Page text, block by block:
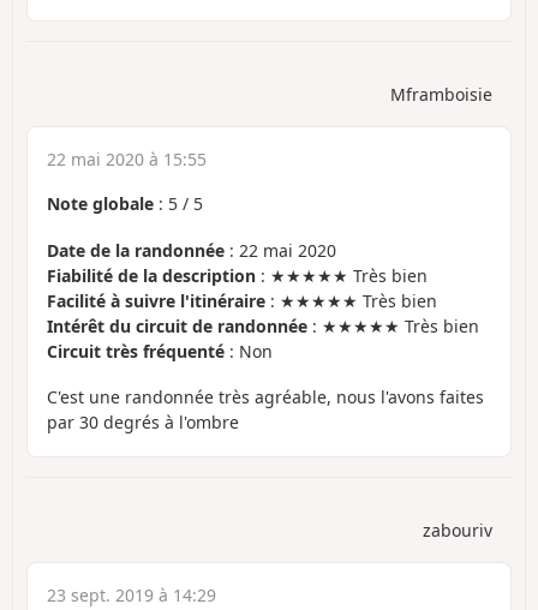
Mframboisie
22 mai 2020 à 15:55
Note globale : 5 / 5
Date de la randonnée : 22 mai 2020
Fiabilité de la description : ★★★★★ Très bien
Facilité à suivre l'itinéraire : ★★★★★ Très bien
Intérêt du circuit de randonnée : ★★★★★ Très bien
Circuit très fréquenté : Non
C'est une randonnée très agréable, nous l'avons faites
par 30 degrés à l'ombre
zabouriv
23 sept. 2019 à 14:29